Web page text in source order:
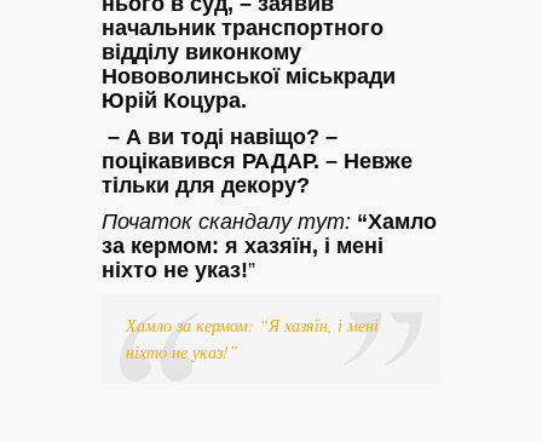
начальник транспортного
відділу виконкому
Нововолинської міськради
Юрій Коцура.
– А ви тоді навіщо? –
поцікавився РАДАР. – Невже
тільки для декору?
Початок скандалу тут: “Хамло
за кермом: я хазяїн, і мені
ніхто не указ!”
Хамло за кермом: “Я хазяїн, і мені
ніхто не указ!”